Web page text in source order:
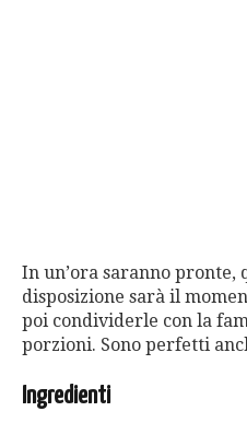
In un’ora saranno pronte,
disposizione sarà il
poi condividerle con la
porzioni. Sono perfetti
Ingredienti